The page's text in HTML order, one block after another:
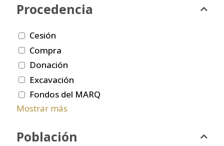
Procedencia
Cesión
Compra
Donación
Excavación
Fondos del MARQ
Mostrar más
Población